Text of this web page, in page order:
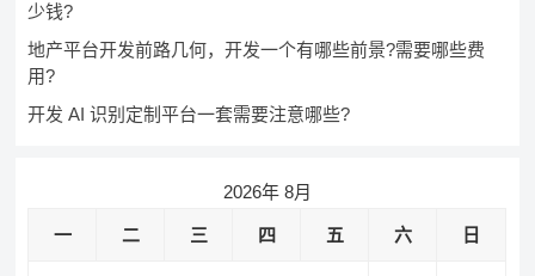
少钱?
地产平台开发前路几何，开发一个有哪些前景?需要哪些费
用?
开发 AI 识别定制平台一套需要注意哪些?
2026年 8月
一 二 三 四 五 六 日